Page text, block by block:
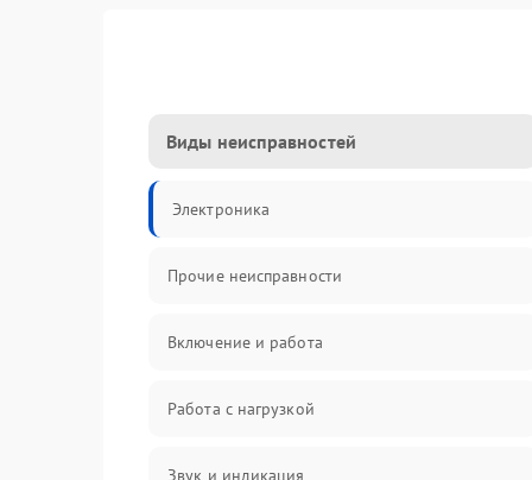
Виды неисправностей
Электроника
Прочие неисправности
Включение и работа
Работа с нагрузкой
Звук и индикация